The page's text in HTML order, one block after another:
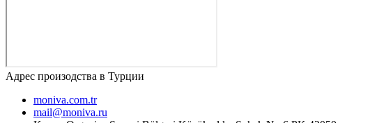
Адрес произодства в Турции
moniva.com.tr
mail@moniva.ru